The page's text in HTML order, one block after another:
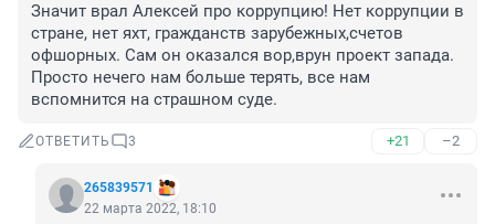
Значит врал Алексей про коррупцию! Нет коррупции в
стране, нет яхт, гражданств зарубежных,счетов
офшорных. Сам он оказался вор,врун проект запада.
Просто нечего нам больше терять, все нам
вспомнится на страшном суде.
ОТВЕТИТЬ 3 +21 –2
265839571
22 марта 2022, 18:10